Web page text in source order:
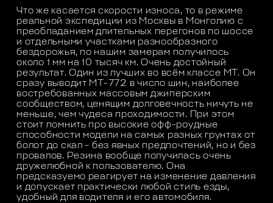
Что же касается скорости износа, то в режиме
реальной экспедиции из Москвы в Монголию с
преобладанием длительных перегонов по шоссе
и отдельными участками разнообразного
бездорожья, по нашим замерам получилось
около 1 мм на 10 тысяч км. Очень достойный
результат. Один из лучших во всём классе МТ. Он
сразу выводит МТ-772 в число шин, наиболее
востребованных массовым джиперским
сообществом, ценящим долговечность ничуть не
меньше, чем чудеса проходимости. При этом
стоит помнить про высокие офф-роудные
способности модели на самых разных грунтах от
болот до скал – без явных предпочтений, но и без
провалов. Резина вообще получилась очень
дружелюбной к пользователю. Она
предсказуемо реагирует на изменение давления
и допускает практически любой стиль езды,
удобный для водителя и его автомобиля.